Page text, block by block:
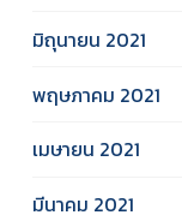
มิถุนายน 2021
พฤษภาคม 2021
เมษายน 2021
มีนาคม 2021